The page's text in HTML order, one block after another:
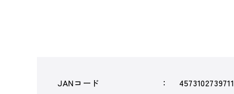
JANコード 4573102739711